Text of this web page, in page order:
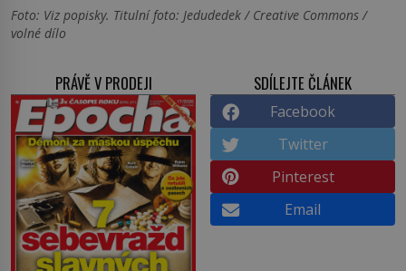
Foto: Viz popisky. Titulní foto: Jedudedek / Creative Commons /
volné dílo
PRÁVĚ V PRODEJI SDÍLEJTE ČLÁNEK
Facebook
Twitter
Pinterest
Email